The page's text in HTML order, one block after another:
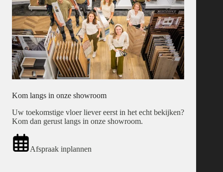
Kom langs in onze showroom
Uw toekomstige vloer liever eerst in het echt bekijken?
Kom dan gerust langs in onze showroom.
Afspraak inplannen